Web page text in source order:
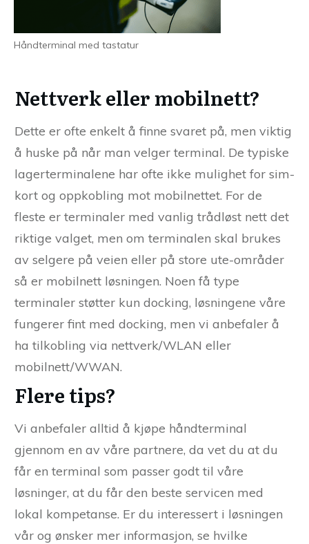
Håndterminal med tastatur
Nettverk eller mobilnett?
Dette er ofte enkelt å finne svaret på, men viktig
å huske på når man velger terminal. De typiske
lagerterminalene har ofte ikke mulighet for sim-
kort og oppkobling mot mobilnettet. For de
fleste er terminaler med vanlig trådløst nett det
riktige valget, men om terminalen skal brukes
av selgere på veien eller på store ute-områder
så er mobilnett løsningen. Noen få type
terminaler støtter kun docking, løsningene våre
fungerer fint med docking, men vi anbefaler å
ha tilkobling via nettverk/WLAN eller
mobilnett/WWAN.
Flere tips?
Vi anbefaler alltid å kjøpe håndterminal
gjennom en av våre partnere, da vet du at du
får en terminal som passer godt til våre
løsninger, at du får den beste servicen med
lokal kompetanse. Er du interessert i løsningen
vår og ønsker mer informasjon, se hvilke